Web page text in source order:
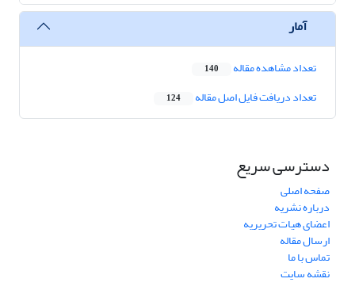
آمار
تعداد مشاهده مقاله 140
تعداد دریافت فایل اصل مقاله 124
دسترسی سریع
صفحه اصلی
درباره نشریه
اعضای هیات تحریریه
ارسال مقاله
تماس با ما
نقشه سایت